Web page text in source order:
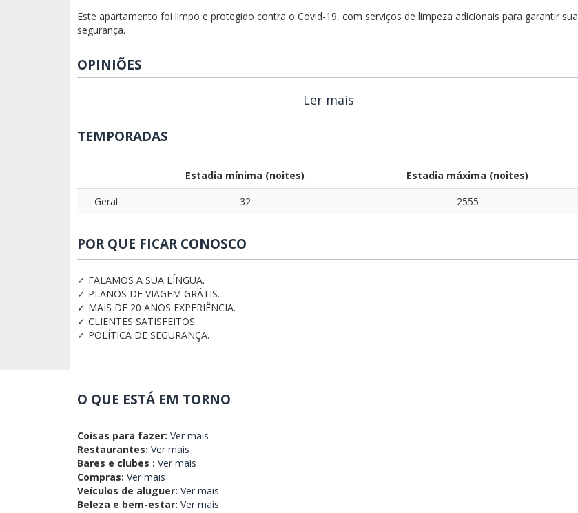
Este apartamento foi limpo e protegido contra o Covid-19, com serviços de limpeza adicionais para garantir sua
segurança.
OPINIÕES
Ler mais
TEMPORADAS
Estadia mínima (noites)
Estadia máxima (noites)
Geral
32 2555
POR QUE FICAR CONOSCO
✓ FALAMOS A SUA LÍNGUA.
✓ PLANOS DE VIAGEM GRÁTIS.
✓ MAIS DE 20 ANOS EXPERIÊNCIA.
✓ CLIENTES SATISFEITOS.
✓ POLÍTICA DE SEGURANÇA.
O QUE ESTÁ EM TORNO
Coisas para fazer: Ver mais
Restaurantes: Ver mais
Bares e clubes : Ver mais
Compras: Ver mais
Veículos de aluguer: Ver mais
Beleza e bem-estar: Ver mais